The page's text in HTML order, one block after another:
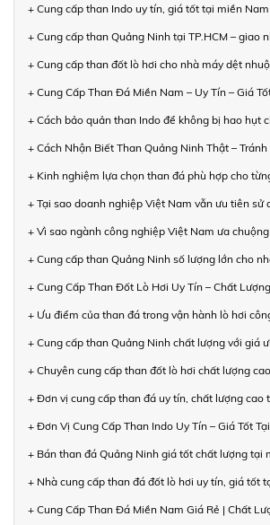
+ Cung cấp than Indo uy tín, giá tốt tại miền Nam
+ Cung cấp than Quảng Ninh tại TP.HCM – giao
+ Cung cấp than đốt lò hơi cho nhà máy dệt
+ Cung Cấp Than Đá Miền Nam – Uy Tín – Giá
+ Cách bảo quản than Indo để không bị hao hụt
+ Cách Nhận Biết Than Quảng Ninh Thật – Tránh
+ Kinh nghiệm lựa chọn than đá phù hợp cho
+ Tại sao doanh nghiệp Việt Nam vẫn ưu tiên sử
+ Vì sao ngành công nghiệp Việt Nam ưa
+ Cung cấp than Quảng Ninh số lượng lớn cho
+ Cung Cấp Than Đốt Lò Hơi Uy Tín – Chất
+ Ưu điểm của than đá trong vận hành lò hơi
+ Cung cấp than Quảng Ninh chất lượng với giá
+ Chuyên cung cấp than đốt lò hơi chất lượng
+ Đơn vị cung cấp than đá uy tín, chất lượng cao
+ Đơn Vị Cung Cấp Than Indo Uy Tín – Giá Tốt
+ Bán than đá Quảng Ninh giá tốt chất lượng tại
+ Nhà cung cấp than đá đốt lò hơi uy tín, giá tốt
+ Cung Cấp Than Đá Miền Nam Giá Rẻ | Chất